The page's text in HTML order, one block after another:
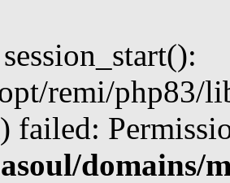
remi/php83/
failed:
domains/